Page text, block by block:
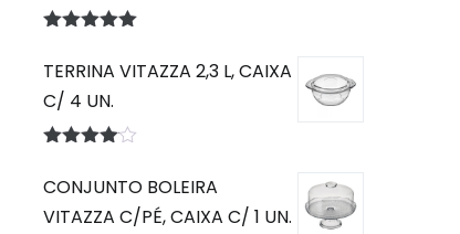
5.00de 5
TERRINA VITAZZA 2,3 L, CAIXA
C/ 4 UN.
4.00de 5
CONJUNTO BOLEIRA
VITAZZA C/PÉ, CAIXA C/ 1 UN.